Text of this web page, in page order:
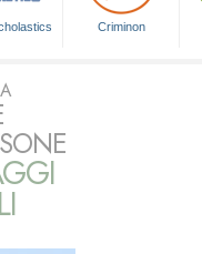
Criminon